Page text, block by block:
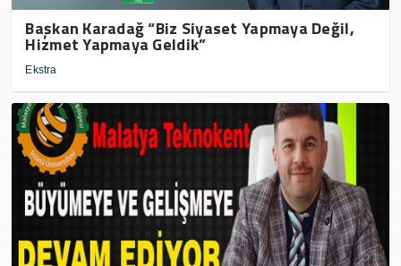
Başkan Karadağ “Biz Siyaset Yapmaya Değil,
Hizmet Yapmaya Geldik”
Ekstra